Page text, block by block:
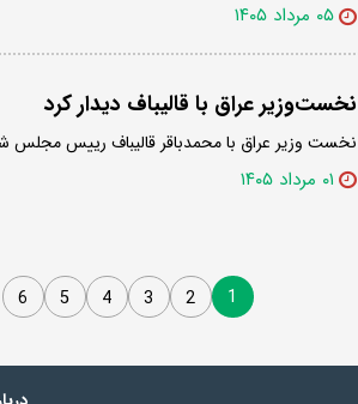
۰۵ مرداد ۱۴۰۵
نخست‌وزیر عراق با قالیباف دیدار کرد
نخست وزیر عراق با محمدباقر قالیباف رییس مجلس
۰۱ مرداد ۱۴۰۵
1
2
3
4
5
6